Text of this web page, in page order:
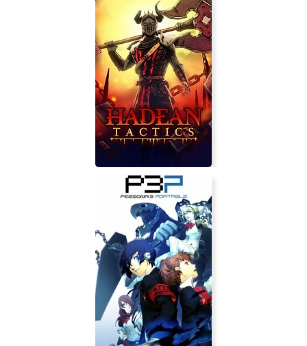
Hidden Through Time
Hadean Tactics